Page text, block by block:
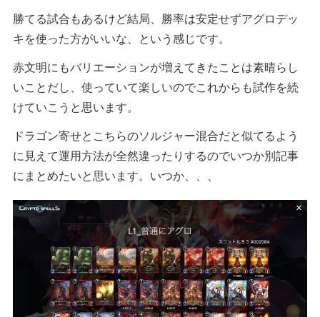
勝てる試合もあるけど結局、勝率は安定せずアグロデッ
キを使った方がいいな、という感じです。
赤文明にもバリエーションが増えてきたことは素晴らし
いことだし、使っていて楽しいのでこれからも試作を続
けていこうと思います。
ドラゴン寄せとこちらのソルジャー混合だと似てるよう
に見えて運用方法が全然違ったりするのでいつか別記事
にまとめたいと思います。いつか、、、